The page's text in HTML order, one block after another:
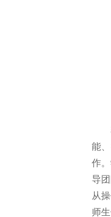
能
作
导
从
师